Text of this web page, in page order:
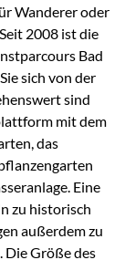
Wanderer oder
2008 ist die
Bad
sich von der
sind
mit dem
das
Eine
zu historisch
außerdem zu
Die Größe des